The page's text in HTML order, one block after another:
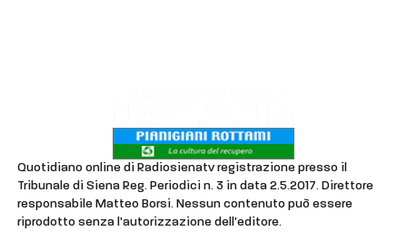
Quotidiano online di Radiosienatv registrazione presso il
Tribunale di Siena Reg. Periodici n. 3 in data 2.5.2017. Direttore
responsabile Matteo Borsi. Nessun contenuto può essere
riprodotto senza l'autorizzazione dell'editore.